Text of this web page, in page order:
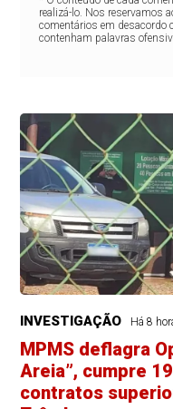
realizá-lo. Nos reservamos
comentários em desacordo
contenham palavras
INVESTIGAÇÃO Há 8
MPMS deflagra
Areia”, cumpre
contratos